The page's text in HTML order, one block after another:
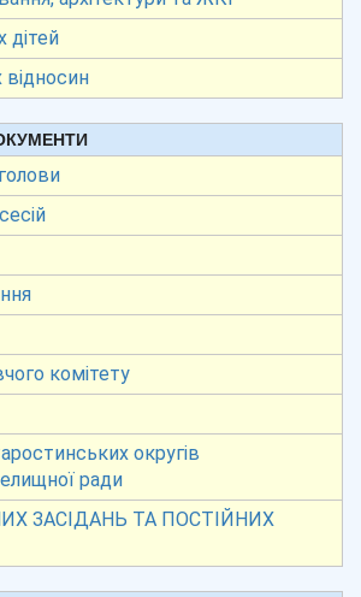
дітей
відносин
комітету
округів
ради
ЗАСІДАНЬ ТА ПОСТІЙНИХ